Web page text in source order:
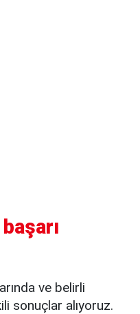
ve belirli
sonuçlar alıyoruz.